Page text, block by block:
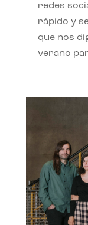
redes
rápido y
que nos
verano